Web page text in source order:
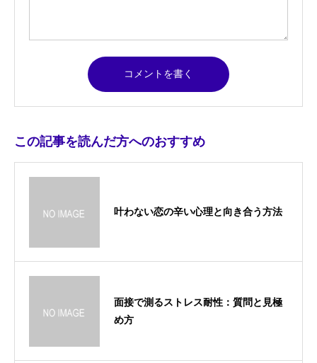
この記事を読んだ方へのおすすめ
叶わない恋の辛い心理と向き合う方法
面接で測るストレス耐性：質問と見極
め方